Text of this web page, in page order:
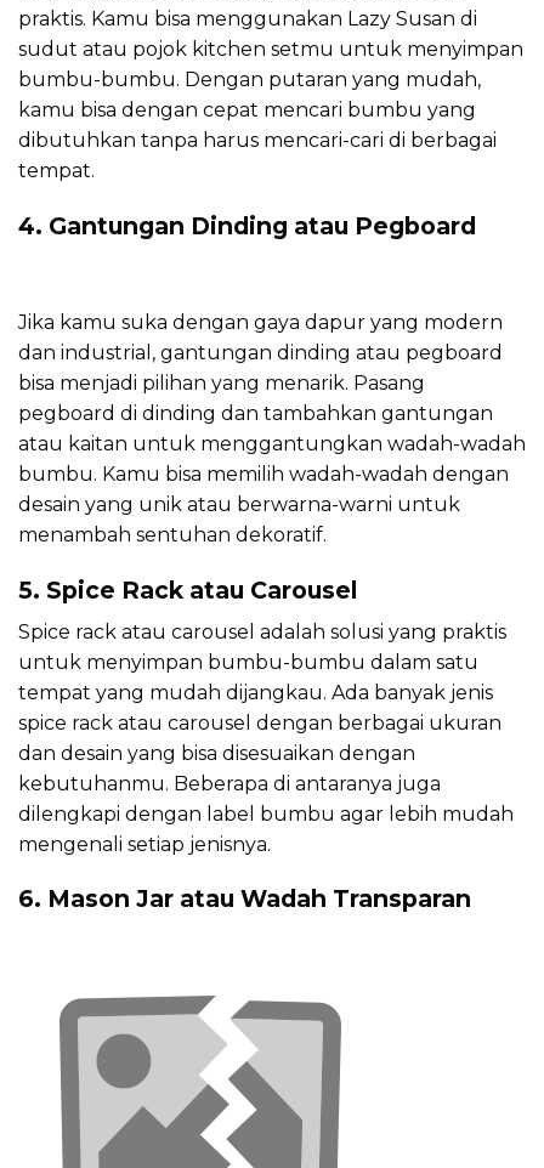
praktis. Kamu bisa menggunakan Lazy Susan di
sudut atau pojok kitchen setmu untuk menyimpan
bumbu-bumbu. Dengan putaran yang mudah,
kamu bisa dengan cepat mencari bumbu yang
dibutuhkan tanpa harus mencari-cari di berbagai
tempat.
4. Gantungan Dinding atau Pegboard
Jika kamu suka dengan gaya dapur yang modern
dan industrial, gantungan dinding atau pegboard
bisa menjadi pilihan yang menarik. Pasang
pegboard di dinding dan tambahkan gantungan
atau kaitan untuk menggantungkan wadah-wadah
bumbu. Kamu bisa memilih wadah-wadah dengan
desain yang unik atau berwarna-warni untuk
menambah sentuhan dekoratif.
5. Spice Rack atau Carousel
Spice rack atau carousel adalah solusi yang praktis
untuk menyimpan bumbu-bumbu dalam satu
tempat yang mudah dijangkau. Ada banyak jenis
spice rack atau carousel dengan berbagai ukuran
dan desain yang bisa disesuaikan dengan
kebutuhanmu. Beberapa di antaranya juga
dilengkapi dengan label bumbu agar lebih mudah
mengenali setiap jenisnya.
6. Mason Jar atau Wadah Transparan